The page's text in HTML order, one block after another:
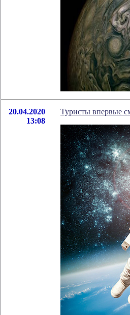
20.04.2020
13:08
Туристы впервые